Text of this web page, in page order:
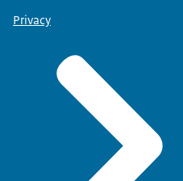
Privacy